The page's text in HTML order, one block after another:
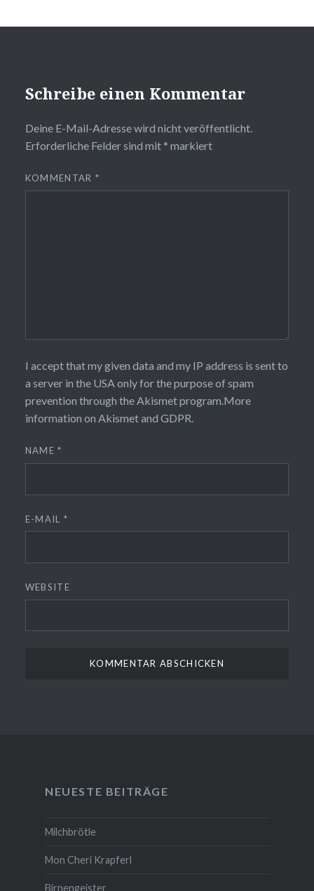
Schreibe einen Kommentar
Deine E-Mail-Adresse wird nicht veröffentlicht.
Erforderliche Felder sind mit * markiert
KOMMENTAR *
I accept that my given data and my IP address is sent to
a server in the USA only for the purpose of spam
prevention through theAkismetprogram.More
information on Akismet and GDPR.
NAME*
E-MAIL *
WEBSITE
NEUESTE BEITRÄGE
Milchbrötle
Mon Cheri Krapferl
Birnengeister